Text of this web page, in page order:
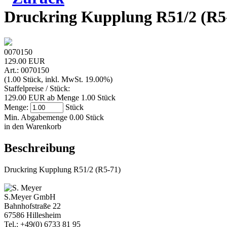
Druckring Kupplung R51/2
0070150
129.00 EUR
Art.: 0070150
(1.00 Stück, inkl. MwSt. 19.00%)
Staffelpreise / Stück:
129.00 EUR ab Menge 1.00 Stück
Menge:
Stück
Min. Abgabemenge 0.00 Stück
in den Warenkorb
Beschreibung
Druckring Kupplung R51/2 (R5-71)
S.Meyer GmbH
Bahnhofstraße 22
67586 Hillesheim
Tel.: +49(0) 6733 81 95